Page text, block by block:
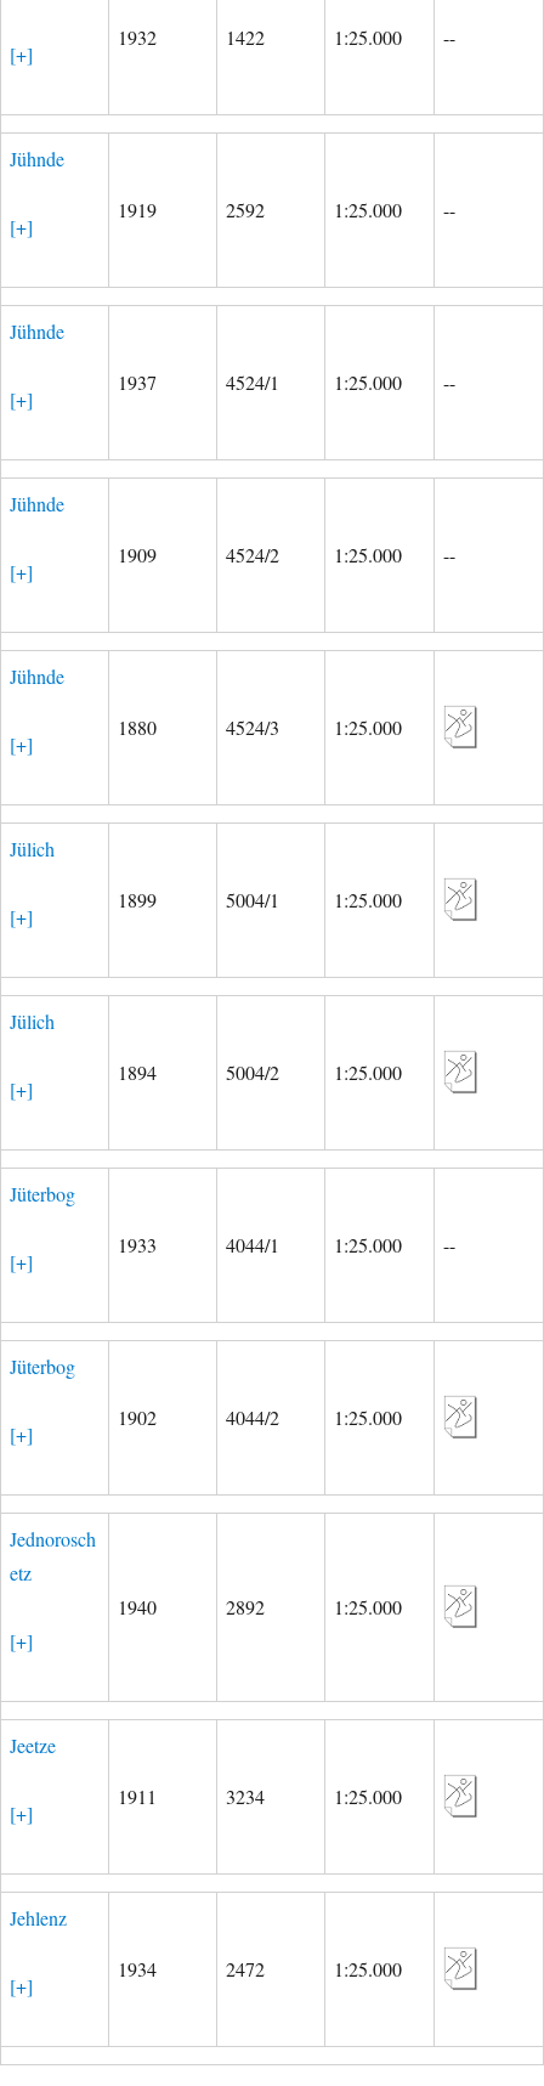
[+]
1932 1422 1:25.000 --
Jühnde
[+]
1919 2592 1:25.000 --
Jühnde
[+]
1937 4524/1 1:25.000 --
Jühnde
[+]
1909 4524/2 1:25.000 --
Jühnde
[+]
1880 4524/3 1:25.000
Jülich
[+]
1899 5004/1 1:25.000
Jülich
[+]
1894 5004/2 1:25.000
Jüterbog
[+]
1933 4044/1 1:25.000 --
Jüterbog
[+]
1902 4044/2 1:25.000
Jednorosch
etz
[+]
1940 2892 1:25.000
Jeetze
[+]
1911 3234 1:25.000
Jehlenz
[+]
1934 2472 1:25.000